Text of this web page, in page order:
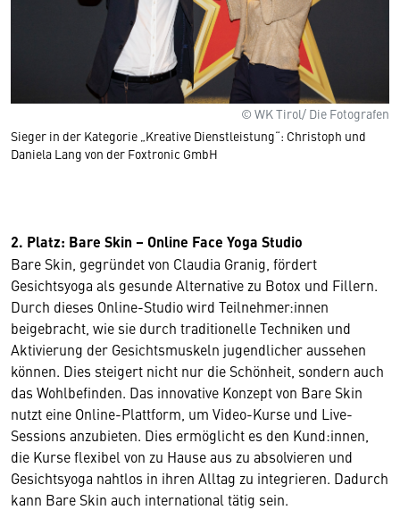
© WK Tirol/ Die Fotografen
Sieger in der Kategorie „Kreative Dienstleistung“: Christoph und
Daniela Lang von der Foxtronic GmbH
2. Platz: Bare Skin – Online Face Yoga Studio
Bare Skin, gegründet von Claudia Granig, fördert
Gesichtsyoga als gesunde Alternative zu Botox und Fillern.
Durch dieses Online-Studio wird Teilnehmer:innen
beigebracht, wie sie durch traditionelle Techniken und
Aktivierung der Gesichtsmuskeln jugendlicher aussehen
können. Dies steigert nicht nur die Schönheit, sondern auch
das Wohlbefinden. Das innovative Konzept von Bare Skin
nutzt eine Online-Plattform, um Video-Kurse und Live-
Sessions anzubieten. Dies ermöglicht es den Kund:innen,
die Kurse flexibel von zu Hause aus zu absolvieren und
Gesichtsyoga nahtlos in ihren Alltag zu integrieren. Dadurch
kann Bare Skin auch international tätig sein.